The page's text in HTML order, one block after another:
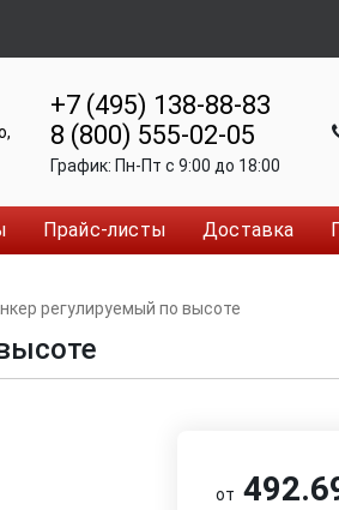
,
+7 (495) 138-88-83
8 (800) 555-02-05
График: Пн-Пт c 9:00 до 18:00
Прайс-листы Доставка
регулируемый по высоте
от